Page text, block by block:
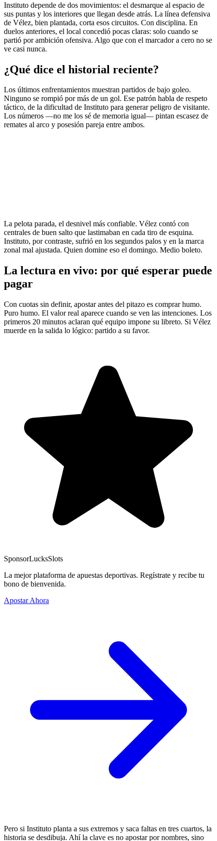
Instituto depende de dos movimientos: el desmarque al espacio de
sus puntas y los interiores que llegan desde atrás. La línea defensiva
de Vélez, bien plantada, corta esos circuitos. Con disciplina. En
duelos anteriores, el local concedió pocas claras: solo cuando se
partió por ambición ofensiva. Algo que con el marcador a cero no se
ve casi nunca.
¿Qué dice el historial reciente?
Los últimos enfrentamientos muestran partidos de bajo goleo.
Ninguno se rompió por más de un gol. Ese patrón habla de respeto
táctico, de la dificultad de Instituto para generar peligro de visitante.
Los números —no me los sé de memoria igual— pintan escasez de
remates al arco y posesión pareja entre ambos.
La pelota parada, el desnivel más confiable. Vélez contó con
centrales de buen salto que lastimaban en cada tiro de esquina.
Instituto, por contraste, sufrió en los segundos palos y en la marca
zonal mal ajustada. Quien domine eso el domingo. Medio boleto.
La lectura en vivo: por qué esperar puede
pagar
Con cuotas sin definir, apostar antes del pitazo es comprar humo.
Puro humo. El valor real aparece cuando se ven las intenciones. Los
primeros 20 minutos aclaran qué equipo impone su libreto. Si Vélez
muerde en la salida lo lógico: partido a su favor.
SponsorLucksSlots
La mejor plataforma de apuestas deportivas. Regístrate y recibe tu
bono de bienvenida.
Apostar Ahora
Pero si Instituto planta a sus extremos y saca faltas en tres cuartos, la
historia se desdibuja. Ahí la clave es no apostar por nombres, sino